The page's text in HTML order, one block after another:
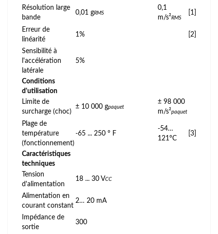
Résolution large
bande
0,01 gRMS
0,1
m/s²RMS
[1]
Erreur de
linéarité
1% [2]
Sensibilité à
l'accélération
latérale
5%
Conditions
d'utilisation
Limite de
surcharge (choc)
± 10 000 gpaquet
± 98 000
m/s²paquet
Plage de
température
(fonctionnement)
-65 ... 250 ° F
-54…
121°C
[3]
Caractéristiques
techniques
Tension
d'alimentation
18 ... 30 VCC
Alimentation en
courant constant
2… 20 mA
Impédance de
sortie
300